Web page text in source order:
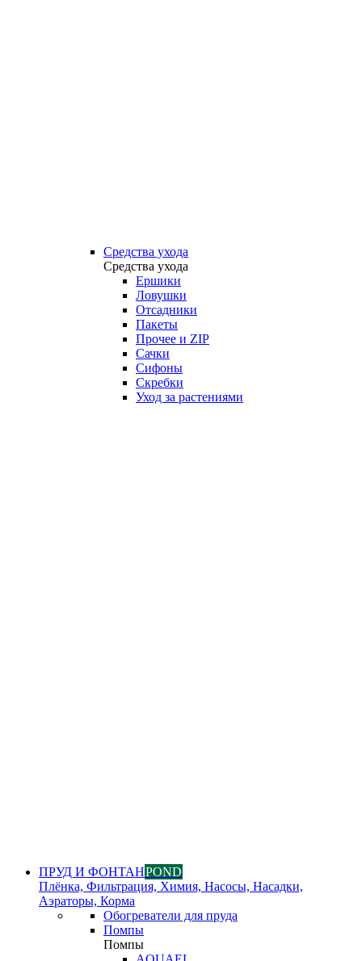
Средства ухода
Средства ухода
Ершики
Ловушки
Отсадники
Пакеты
Прочее и ZIP
Сачки
Сифоны
Скребки
Уход за растениями
ПРУД И ФОНТАНPOND
Плёнка, Фильтрация, Химия, Насосы, Насадки,
Аэраторы, Корма
Обогреватели для пруда
Помпы
Помпы